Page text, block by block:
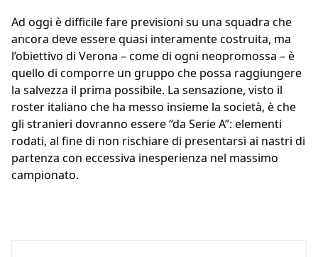
Ad oggi è difficile fare previsioni su una squadra che
ancora deve essere quasi interamente costruita, ma
l’obiettivo di Verona – come di ogni neopromossa – è
quello di comporre un gruppo che possa raggiungere
la salvezza il prima possibile. La sensazione, visto il
roster italiano che ha messo insieme la società, è che
gli stranieri dovranno essere “da Serie A”: elementi
rodati, al fine di non rischiare di presentarsi ai nastri di
partenza con eccessiva inesperienza nel massimo
campionato.